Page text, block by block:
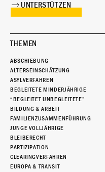
UNTERSTÜTZEN
THEMEN
ABSCHIEBUNG
ALTERSEINSCHÄTZUNG
ASYLVERFAHREN
BEGLEITETE MINDERJÄHRIGE
“BEGLEITET UNBEGLEITETE”
BILDUNG & ARBEIT
FAMILIENZUSAMMENFÜHRUNG
JUNGE VOLLJÄHRIGE
BLEIBERECHT
PARTIZIPATION
CLEARINGVERFAHREN
EUROPA & TRANSIT